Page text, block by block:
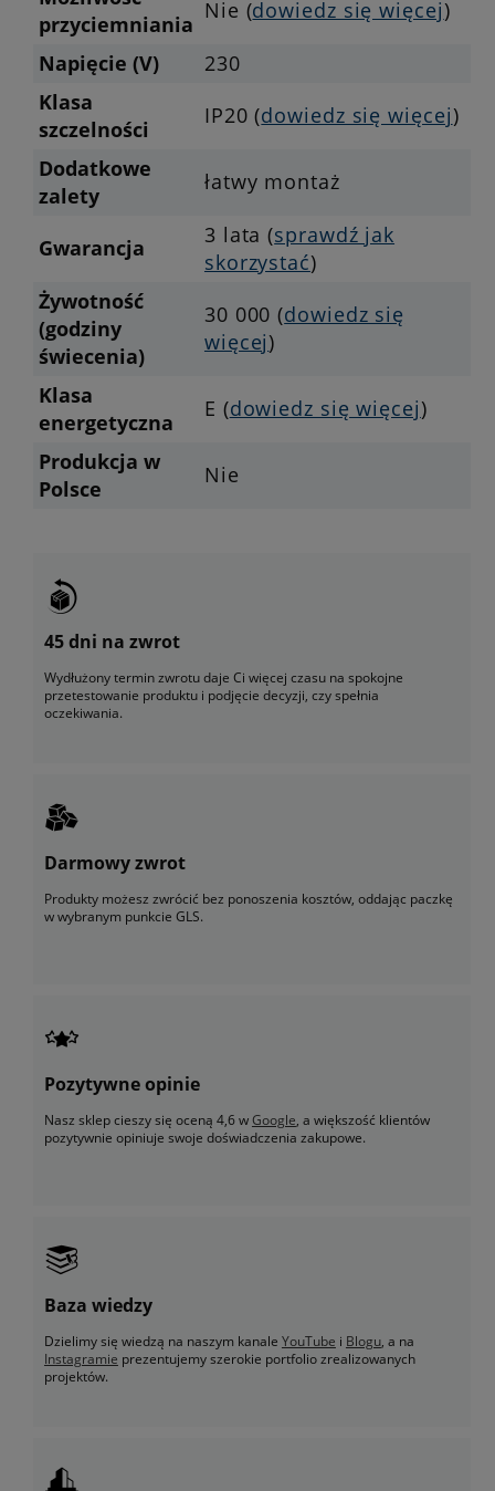
przyciemniania
Nie (dowiedz się więcej)
Napięcie (V)
230
Klasa
szczelności
IP20 (dowiedz się więcej)
Dodatkowe
zalety
łatwy montaż
Gwarancja 3 lata (sprawdź jak
skorzystać)
Żywotność
(godziny
świecenia)
30 000 (dowiedz się
więcej)
Klasa
energetyczna
E (dowiedz się więcej)
Produkcja w
Polsce
Nie
45 dni na zwrot
Wydłużony termin zwrotu daje Ci więcej czasu na spokojne
przetestowanie produktu i podjęcie decyzji, czy spełnia
oczekiwania.
Darmowy zwrot
Produkty możesz zwrócić bez ponoszenia kosztów, oddając paczkę
w wybranym punkcie GLS.
Pozytywne opinie
Nasz sklep cieszy się oceną 4,6 wGoogle, a większość klientów
pozytywnie opiniuje swoje doświadczenia zakupowe.
Baza wiedzy
Dzielimy się wiedzą na naszym kanale YouTube i Blogu, a na
Instagramie prezentujemy szerokie portfolio zrealizowanych
projektów.